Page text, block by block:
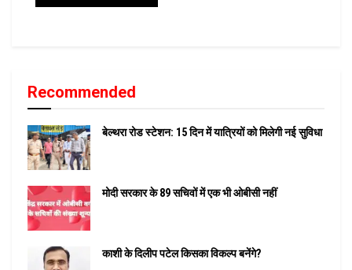
Recommended
बेल्थरा रोड स्टेशन: 15 दिन में यात्रियों को मिलेगी नई सुविधा
मोदी सरकार के 89 सचिवों में एक भी ओबीसी नहीं
काशी के दिलीप पटेल किसका विकल्प बनेंगे?